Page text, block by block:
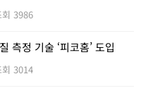
회 3986
측정 기술 ‘피코홈’ 도입
회 3014